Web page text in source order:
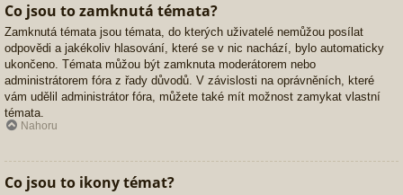
Co jsou to zamknutá témata?
Zamknutá témata jsou témata, do kterých uživatelé nemůžou posílat
odpovědi a jakékoliv hlasování, které se v nic nachází, bylo automaticky
ukončeno. Témata můžou být zamknuta moderátorem nebo
administrátorem fóra z řady důvodů. V závislosti na oprávněních, které
vám udělil administrátor fóra, můžete také mít možnost zamykat vlastní
témata.
Nahoru
Co jsou to ikony témat?